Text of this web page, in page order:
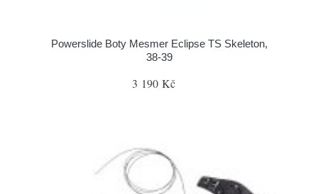
Powerslide Boty Mesmer Eclipse TS Skeleton,
38-39
3 190 Kč